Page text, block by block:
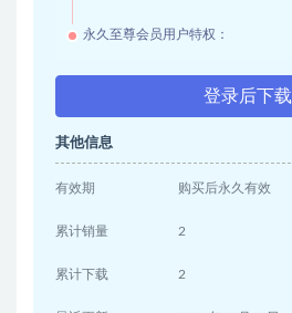
永久至尊会员用户特权：
登录后下载
其他信息
有效期 购买后永久有效
累计销量 2
累计下载 2